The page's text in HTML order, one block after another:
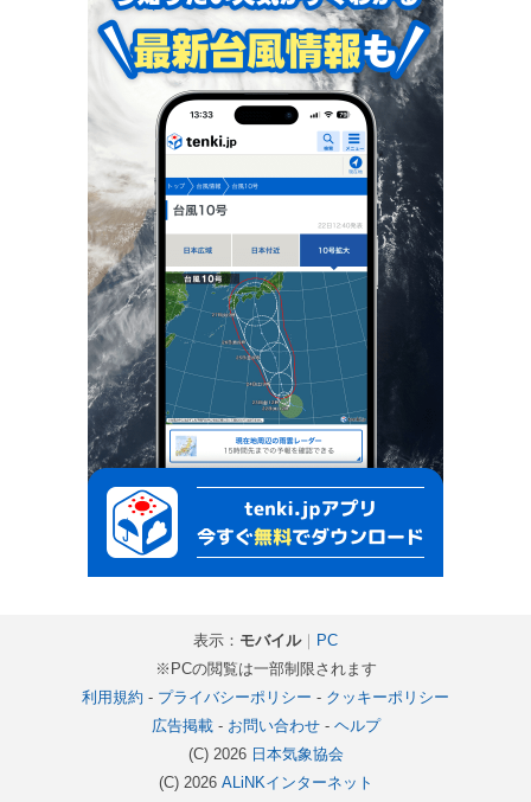
表示： モバイル｜
PC
※PCの閲覧は一部制限されます
利用規約 - プライバシーポリシー - クッキーポリシー
広告掲載- お問い合わせ- ヘルプ
(C) 2026 日本気象協会
(C) 2026 ALiNKインターネット